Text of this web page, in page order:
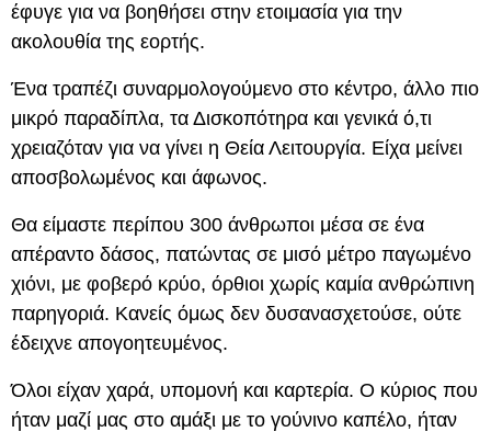
έφυγε για να βοηθήσει στην ετοιμασία για την
ακολουθία της εορτής.
Ένα τραπέζι συναρμολογούμενο στο κέντρο, άλλο πιο
μικρό παραδίπλα, τα Δισκοπότηρα και γενικά ό,τι
χρειαζόταν για να γίνει η Θεία Λειτουργία. Είχα μείνει
αποσβολωμένος και άφωνος.
Θα είμαστε περίπου 300 άνθρωποι μέσα σε ένα
απέραντο δάσος, πατώντας σε μισό μέτρο παγωμένο
χιόνι, με φοβερό κρύο, όρθιοι χωρίς καμία ανθρώπινη
παρηγοριά. Κανείς όμως δεν δυσανασχετούσε, ούτε
έδειχνε απογοητευμένος.
Όλοι είχαν χαρά, υπομονή και καρτερία. Ο κύριος που
ήταν μαζί μας στο αμάξι με το γούνινο καπέλο, ήταν